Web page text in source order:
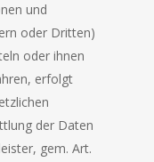
und
oder Dritten)
oder ihnen
erfolgt
der Daten
gem. Art.